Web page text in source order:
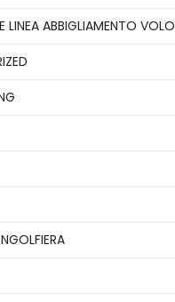
LINEA ABBIGLIAMENTO VOLO